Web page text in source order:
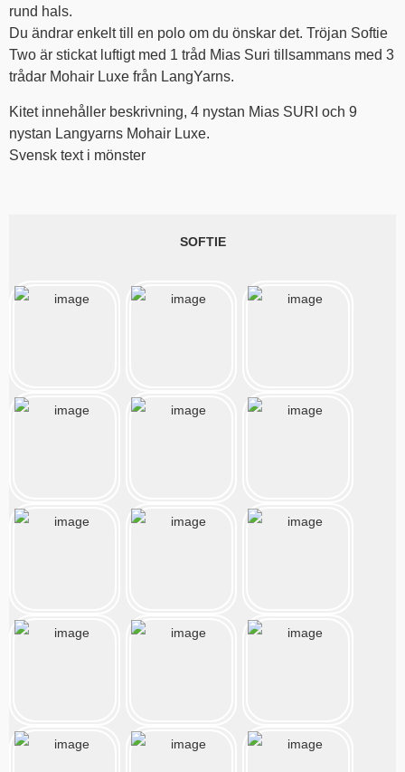
rund hals.
Du ändrar enkelt till en polo om du önskar det. Tröjan Softie
Two är stickat luftigt med 1 tråd Mias Suri tillsammans med 3
trådar Mohair Luxe från LangYarns.
Kitet innehåller beskrivning, 4 nystan Mias SURI och 9
nystan Langyarns Mohair Luxe.
Svensk text i mönster
SOFTIE